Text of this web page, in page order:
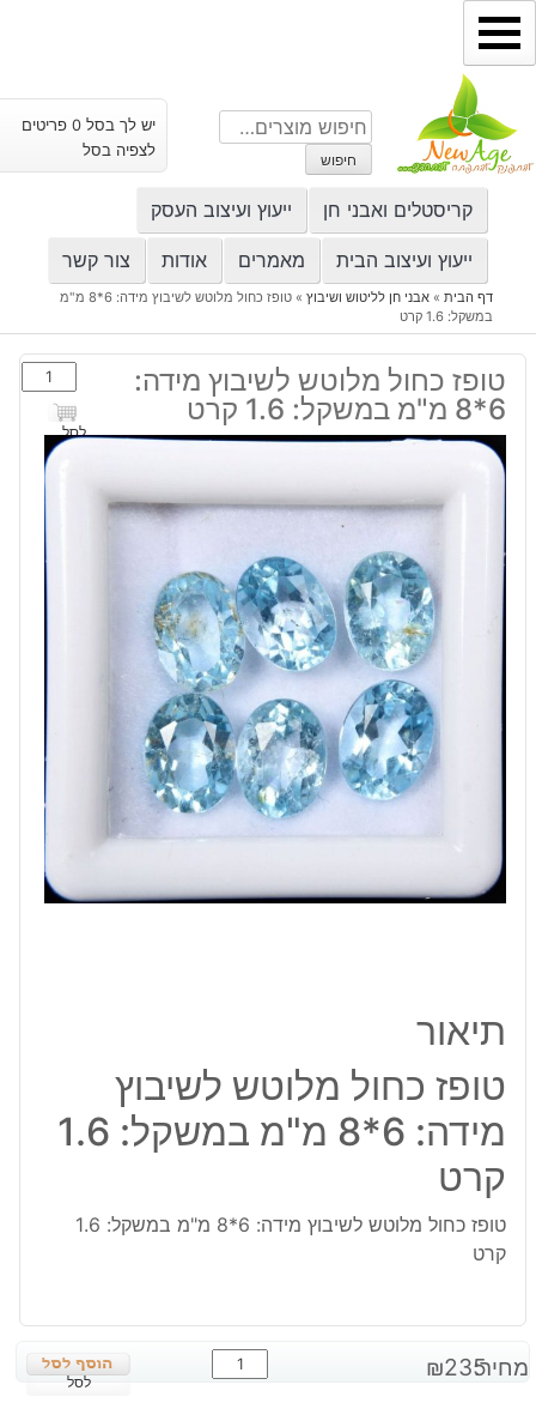
דילוג
לתוכן
חיפוש
עבור:
חיפוש
יש לך בסל 0 פריטים
לצפיה בסל
קריסטלים ואבני חן ייעוץ ועיצוב העסק
ייעוץ ועיצוב הבית מאמרים אודות צור קשר
דף הבית» אבני חן לליטוש ושיבוץ»
טופז כחול מלוטש לשיבוץ מידה: 6*8 מ"מ
במשקל: 1.6 קרט
טופז כחול מלוטש לשיבוץ מידה:
6*8 מ"מ במשקל: 1.6 קרט
כמות
של
טופז
כחול
מלוטש
לשיבוץ
מידה:
6*8
לסל
תיאור
טופז כחול מלוטש לשיבוץ
מידה: 6*8 מ"מ במשקל: 1.6
קרט
טופז כחול מלוטש לשיבוץ מידה: 6*8 מ"מ במשקל: 1.6
קרט
מחיר: ₪235
כמות
של
לסל